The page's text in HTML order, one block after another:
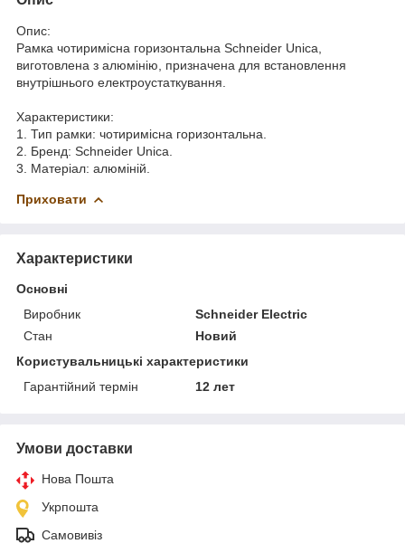
Опис:
Рамка чотиримісна горизонтальна Schneider Unica,
виготовлена ​​з алюмінію, призначена для встановлення
внутрішнього електроустаткування.
Характеристики:
1. Тип рамки: чотиримісна горизонтальна.
2. Бренд: Schneider Unica.
3. Матеріал: алюміній.
Приховати
Характеристики
Основні
Виробник
Schneider Electric
Стан
Новий
Користувальницькі характеристики
Гарантійний термін
12 лет
Умови доставки
Нова Пошта
Укрпошта
Самовивіз